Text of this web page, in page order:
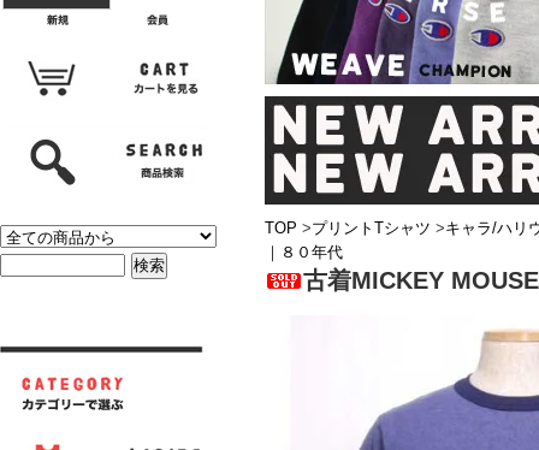
TOP >プリントTシャツ >キャラ/ハリ
｜８０年代
古着MICKEY